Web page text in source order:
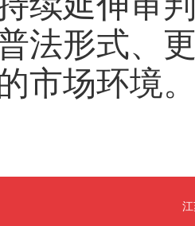
法形式、
市场环境